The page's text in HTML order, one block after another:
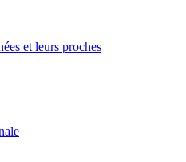
et leurs proches